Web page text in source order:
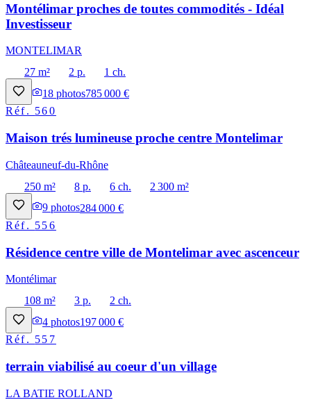
Montélimar proches de toutes commodités - Idéal
Investisseur
MONTELIMAR
27 m²
2 p.
1 ch.
18 photos785 000 €
Réf. 560
Maison trés lumineuse proche centre Montelimar
Châteauneuf-du-Rhône
250 m²
8 p. 6 ch.
2 300 m²
9 photos284 000 €
Réf. 556
Résidence centre ville de Montelimar avec ascenceur
Montélimar
108 m²
3 p.
2 ch.
4 photos197 000 €
Réf. 557
terrain viabilisé au coeur d'un village
LA BATIE ROLLAND